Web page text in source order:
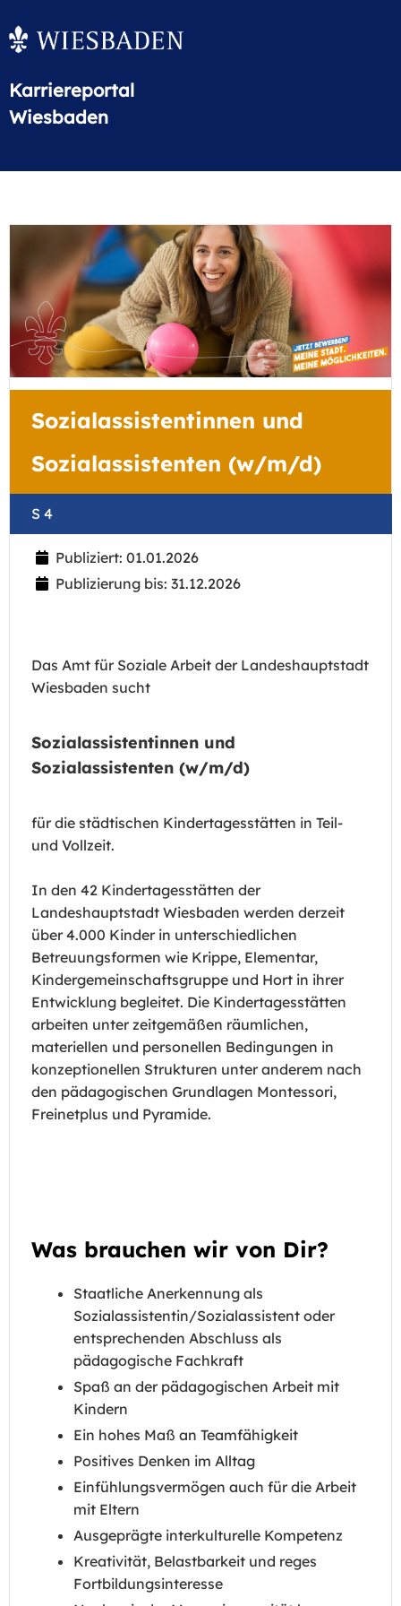
Karriereportal
Wiesbaden
Sozialassistentinnen und
Sozialassistenten (w/m/d)
S 4
Publiziert: 01.01.2026
Publizierung bis: 31.12.2026
Das Amt für Soziale Arbeit der Landeshauptstadt
Wiesbaden sucht
Sozialassistentinnen und
Sozialassistenten (w/m/d)
für die städtischen Kindertagesstätten in Teil-
und Vollzeit.
In den 42 Kindertagesstätten der
Landeshauptstadt Wiesbaden werden derzeit
über 4.000 Kinder in unterschiedlichen
Betreuungsformen wie Krippe, Elementar,
Kindergemeinschaftsgruppe und Hort in ihrer
Entwicklung begleitet. Die Kindertagesstätten
arbeiten unter zeitgemäßen räumlichen,
materiellen und personellen Bedingungen in
konzeptionellen Strukturen unter anderem nach
den pädagogischen Grundlagen Montessori,
Freinetplus und Pyramide.
Was brauchen wir von Dir?
Staatliche Anerkennung als
Sozialassistentin/Sozialassistent oder
entsprechenden Abschluss als
pädagogische Fachkraft
Spaß an der pädagogischen Arbeit mit
Kindern
Ein hohes Maß an Teamfähigkeit
Positives Denken im Alltag
Einfühlungsvermögen auch für die Arbeit
mit Eltern
Ausgeprägte interkulturelle Kompetenz
Kreativität, Belastbarkeit und reges
Fortbildungsinteresse